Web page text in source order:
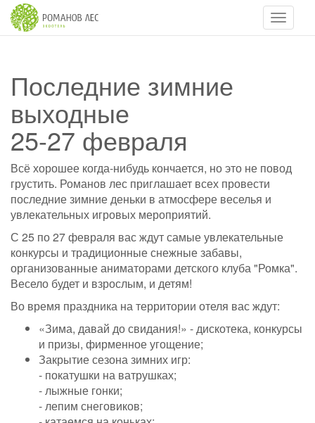
Последние зимние
выходные
25-27 февраля
Всё хорошее когда-нибудь кончается, но это не повод
грустить. Романов лес приглашает всех провести
последние зимние деньки в атмосфере веселья и
увлекательных игровых мероприятий.
С 25 по 27 февраля вас ждут самые увлекательные
конкурсы и традиционные снежные забавы,
организованные аниматорами детского клуба "Ромка".
Весело будет и взрослым, и детям!
Во время праздника на территории отеля вас ждут:
«Зима, давай до свидания!» - дискотека, конкурсы
и призы, фирменное угощение;
Закрытие сезона зимних игр:
- покатушки на ватрушках;
- лыжные гонки;
- лепим снеговиков;